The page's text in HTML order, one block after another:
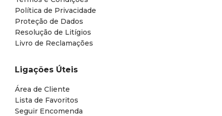
Política de Privacidade
Proteção de Dados
Resolução de Litígios
Livro de Reclamações
Ligações Úteis
Área de Cliente
Lista de Favoritos
Seguir Encomenda